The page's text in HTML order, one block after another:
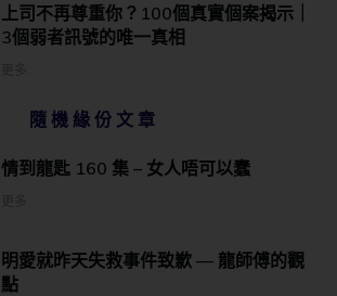
上司不再尊重你？100個真實個案揭示｜
3個弱者訊號的唯一真相
隨機緣份文章
情到龍匙 160 集 – 女人唔可以蠢
明愛就昨天失救事件致歉 — 龍師傅的觀
點